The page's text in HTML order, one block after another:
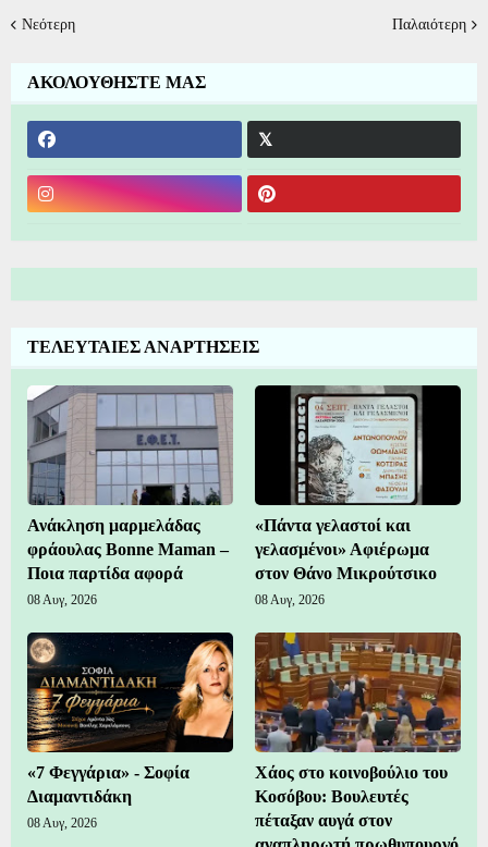
Νεότερη Παλαιότερη
ΑΚΟΛΟΥΘΗΣΤΕ ΜΑΣ
ΤΕΛΕΥΤΑΙΕΣ ΑΝΑΡΤΗΣΕΙΣ
Ανάκληση μαρμελάδας
φράουλας Bonne Maman –
Ποια παρτίδα αφορά
08 Αυγ, 2026
«Πάντα γελαστοί και
γελασμένοι» Αφιέρωμα
στον Θάνο Μικρούτσικο
08 Αυγ, 2026
«7 Φεγγάρια» - Σοφία
Διαμαντιδάκη
08 Αυγ, 2026
Χάος στο κοινοβούλιο του
Κοσόβου: Βουλευτές
πέταξαν αυγά στον